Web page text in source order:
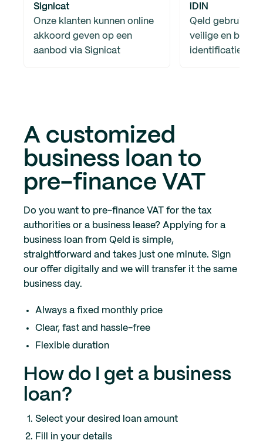
Signicat
Onze klanten kunnen online
akkoord geven op een
aanbod via Signicat
iDIN
Qeld gebruikt
veilige en
A customized
business loan to
pre-finance VAT
Do you want to pre-finance VAT for the tax
authorities or a business lease? Applying for a
business loan from Qeld is simple,
straightforward and takes just one minute. Sign
our offer digitally and we will transfer it the same
business day.
Always a fixed monthly price
Clear, fast and hassle-free
Flexible duration
How do I get a business
loan?
Select your desired loan amount
Fill in your details